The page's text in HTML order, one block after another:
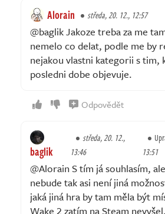
Alorain středa, 20. 12., 12:57
@baglik Jakoze treba za me
nemelo co delat, podle me by
nejakou vlastni kategorii s tim,
posledni dobe objevuje.
Odpovědět
baglik
středa, 20. 12.,
13:46
13:51
@Alorain S tím já souhlasím,
nebude tak asi není jiná
jaká jiná hra by tam měla být
Wake 2 zatím na Steam